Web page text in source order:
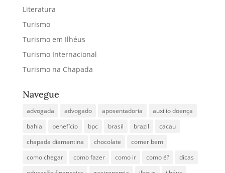
Literatura
Turismo
Turismo em Ilhéus
Turismo Internacional
Turismo na Chapada
Navegue
advogada advogado aposentadoria
auxilio doença
bahia
benefício bpc brasil brazil
cacau
chapada diamantina
chocolate
comer bem
como chegar
como fazer como ir como é?
dicas